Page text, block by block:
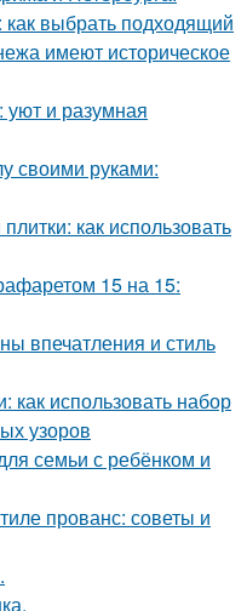
выбрать подходящий
имеют историческое
уют и разумная
своими руками:
как использовать
15 на 15:
впечатления и стиль
как использовать набор
узоров
семьи с ребёнком и
прованс: советы и